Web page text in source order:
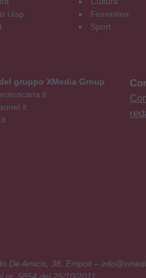
Uisp
Fiorentina
Sport
gruppo XMedia Group
Amicis, 38, Empoli –